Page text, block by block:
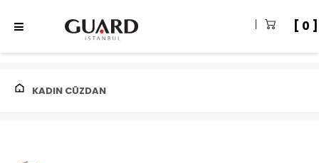
0
KADIN CÜZDAN